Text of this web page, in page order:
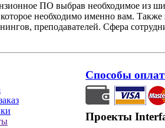
ПО выбрав необходимое из
необходимо именно вам.
преподавателей. Сфера
Способы
Проекты